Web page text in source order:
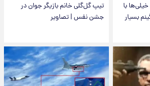
با
بسیار
تیپ گل‌گلی خانم بازیگر جوان در
جشن نفس | تصاویر